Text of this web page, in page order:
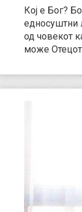
Кој е Бог?
едносуштни
од човекот
може